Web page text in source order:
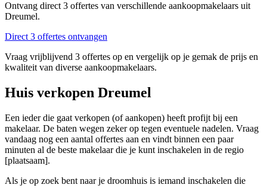
Ontvang direct 3 offertes van verschillende aankoopmakelaars uit
Dreumel.
Direct 3 offertes ontvangen
Vraag vrijblijvend 3 offertes op en vergelijk op je gemak de prijs en
kwaliteit van diverse aankoopmakelaars.
Huis verkopen Dreumel
Een ieder die gaat verkopen (of aankopen) heeft profijt bij een
makelaar. De baten wegen zeker op tegen eventuele nadelen. Vraag
vandaag nog een aantal offertes aan en vindt binnen een paar
minuten al de beste makelaar die je kunt inschakelen in de regio
[plaatsaam].
Als je op zoek bent naar je droomhuis is iemand inschakelen die